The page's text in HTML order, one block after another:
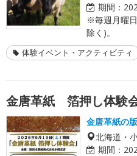
期間：
※毎週月曜
除く)。
体験イベント・アクティビティ
金唐革紙 箔押し体験会
金唐革紙の
北海道・
期間：